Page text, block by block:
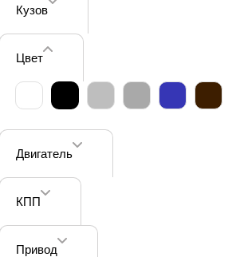
Кузов
Цвет
Двигатель
КПП
Привод